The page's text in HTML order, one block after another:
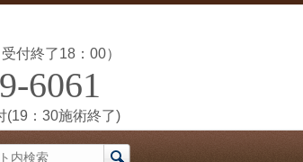
付終了18：00）
6061
(19：30施術終了)